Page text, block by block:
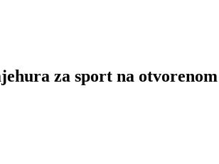
za sport na otvorenom